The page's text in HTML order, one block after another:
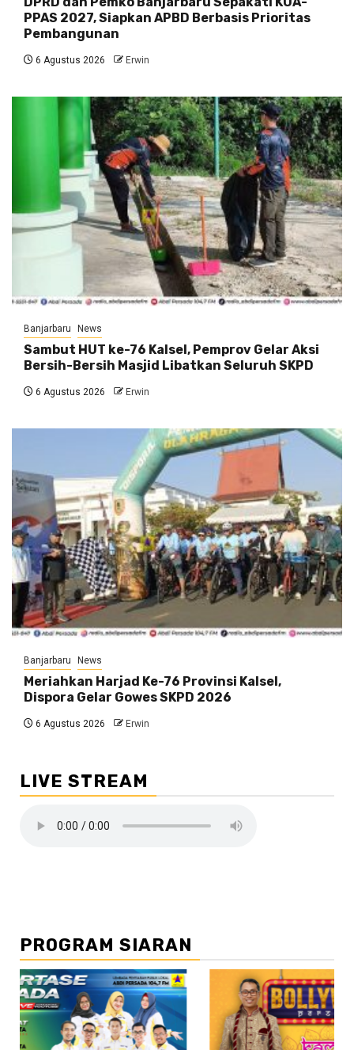
PPAS 2027, Siapkan APBD Berbasis Prioritas
Pembangunan
6 Agustus 2026 Erwin
Banjarbaru News
Sambut HUT ke-76 Kalsel, Pemprov Gelar Aksi
Bersih-Bersih Masjid Libatkan Seluruh SKPD
6 Agustus 2026 Erwin
Banjarbaru News
Meriahkan Harjad Ke-76 Provinsi Kalsel,
Dispora Gelar Gowes SKPD 2026
6 Agustus 2026 Erwin
LIVE STREAM
PROGRAM SIARAN
//2